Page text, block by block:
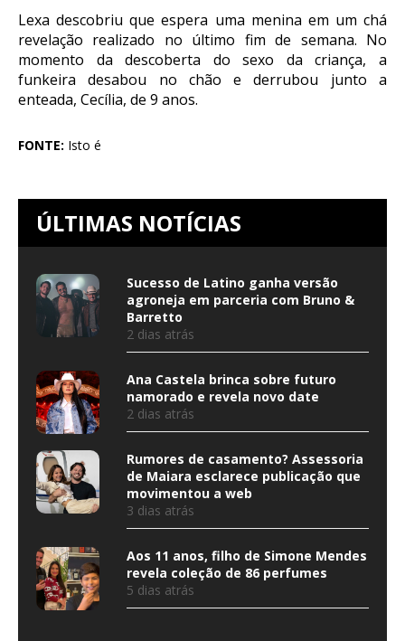
Lexa descobriu que espera uma menina em um chá
revelação realizado no último fim de semana. No
momento da descoberta do sexo da criança, a
funkeira desabou no chão e derrubou junto a
enteada, Cecília, de 9 anos.
FONTE: Isto é
ÚLTIMAS NOTÍCIAS
Sucesso de Latino ganha versão
agroneja em parceria com Bruno &
Barretto
2 dias atrás
Ana Castela brinca sobre futuro
namorado e revela novo date
2 dias atrás
Rumores de casamento? Assessoria
de Maiara esclarece publicação que
movimentou a web
3 dias atrás
Aos 11 anos, filho de Simone Mendes
revela coleção de 86 perfumes
5 dias atrás